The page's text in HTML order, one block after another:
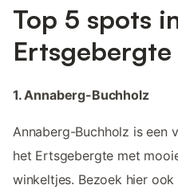
Top 5 spots
Ertsgebergte
1. Annaberg-Buchholz
Annaberg-Buchholz is een
het Ertsgebergte met
winkeltjes. Bezoek hier